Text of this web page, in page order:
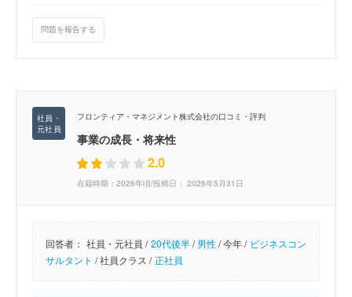
問題を報告する
フロンティア・マネジメント株式会社の口コミ・評判
事業の成長・将来性
2.0
在籍時期：2026年頃/投稿日： 2026年5月31日
回答者： 社員・元社員 / 20代後半/男性/今年 / ビジネスコン
サルタント /社員クラス / 正社員